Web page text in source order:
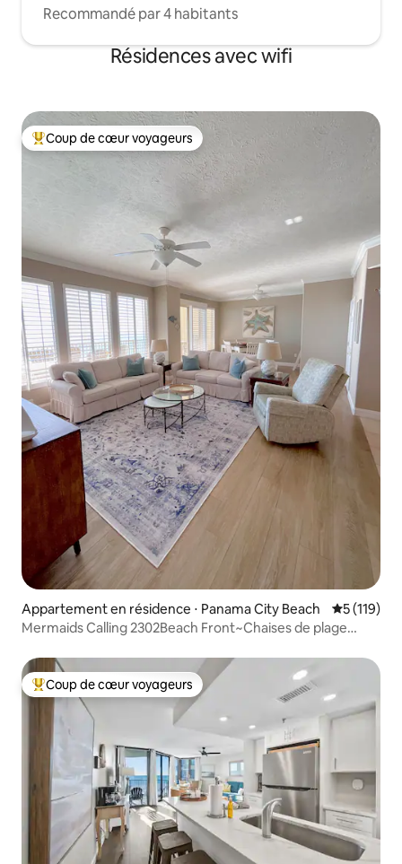
Recommandé par 4 habitants
Résidences avec wifi
Coups de cœur voyageurs les plus appréciés
Coup de cœur voyageurs
Appartement en résidence ⋅ Panama City Beach Évaluation
5 (119)
Mermaids Calling 2302Beach Front~Chaises de plage
Coups de cœur voyageurs les plus appréciés
Coup de cœur voyageurs